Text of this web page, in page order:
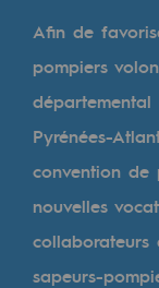
Notre
Où nous
Les
Afin de
pompiers
Pyrénées-
convention de
nouvelles
collaborateurs
sapeurs-